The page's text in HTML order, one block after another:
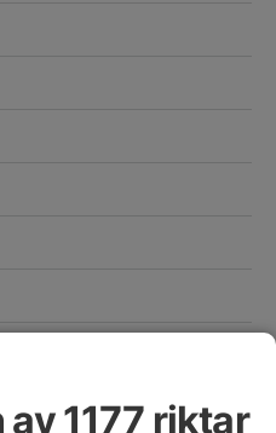
av 1177 riktar